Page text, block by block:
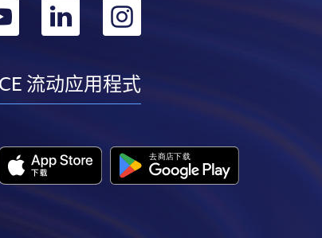
转
youtube
转
linkedin
转
instagram
流动应用程式